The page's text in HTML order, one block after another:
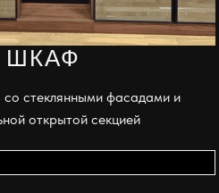
ШКАФ
стеклянными фасадами и
открытой секцией